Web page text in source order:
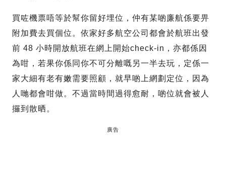
買咗機票唔等於幫你留好埋位，仲有某啲廉航係要畀
附加費去買個位。依家好多航空公司都會於航班出發
前 48 小時開放航班在網上開始check-in，亦都係因
為咁，若果你係同你不可分離嘅另一半去玩，定係一
家大細有老有嫩需要照顧，就早啲上網劃定位，因為
人哋都會咁做。不過當時間過得愈耐，啲位就會被人
攞到散晒。
廣告